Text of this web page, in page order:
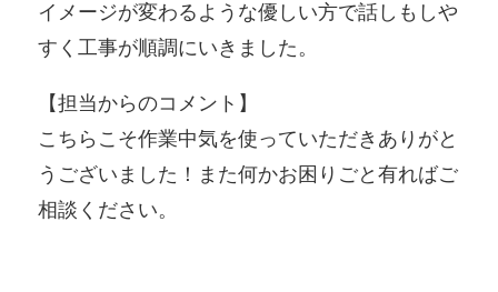
イメージが変わるような優しい方で話しもしや
すく工事が順調にいきました。
【担当からのコメント】
こちらこそ作業中気を使っていただきありがと
うございました！また何かお困りごと有ればご
相談ください。